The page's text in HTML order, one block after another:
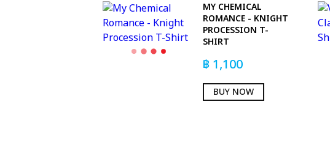
MY CHEMICAL
ROMANCE - KNIGHT
PROCESSION T-
SHIRT
฿ 1,100
BUY NOW